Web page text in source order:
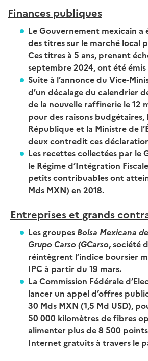
Finances publiques
Le Gouvernement mexicain a
des titres sur le marché local
Ces titres à 5 ans, prenant
septembre 2024, ont été émis
Suite à l’annonce du Vice-
d’un décalage du calendrier
de la nouvelle raffinerie le 12
pour des raisons budgétaires,
République et la Ministre de
deux contredit ces
Les recettes collectées par le
le Régime d’Intégration
petits contribuables ont
Mds MXN) en 2018.
Entreprises et grands
Les groupes Bolsa Mexicana
Grupo Carso (GCarso, société
réintègrent l’indice boursier
IPC à partir du 19 mars.
La Commission Fédérale
lancer un appel d’offres
30 Mds MXN (1,5 Md USD),
50 000 kilomètres de fibres
alimenter plus de 8 500
Internet gratuits à travers le